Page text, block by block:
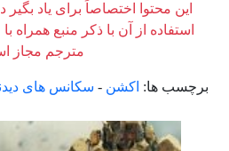
این محتوا اختصاصاً برای یاد
استفاده از آن با ذکر منبع همراه
مترجم مجاز
برچسب ها: اکشن - سکانس های